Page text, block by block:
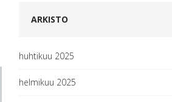
ARKISTO
huhtikuu 2025
helmikuu 2025